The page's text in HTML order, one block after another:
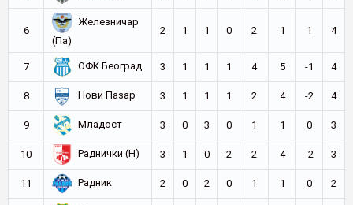
6
Железничар
(Па)
2 1 1 0 2 1 1 4
7 ОФК Београд 3 1 1 1 4 5 -1 4
8 Нови Пазар 3 1 1 1 2 4 -2 4
9 Младост 3 0 3 0 1 1 0 3
10 Раднички (Н) 3 1 0 2 2 4 -2 3
11 Радник 2 0 2 0 1 1 0 2